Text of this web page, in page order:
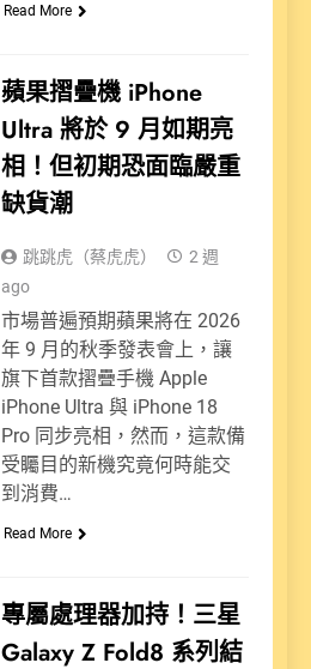
Read More
蘋果摺疊機 iPhone
Ultra 將於 9 月如期亮
相！但初期恐面臨嚴重
缺貨潮
跳跳虎（蔡虎虎）
2 週
ago
市場普遍預期蘋果將在 2026
年 9 月的秋季發表會上，讓
旗下首款摺疊手機 Apple
iPhone Ultra 與 iPhone 18
Pro 同步亮相，然而，這款備
受矚目的新機究竟何時能交
到消費…
Read More
專屬處理器加持！三星
Galaxy Z Fold8 系列結